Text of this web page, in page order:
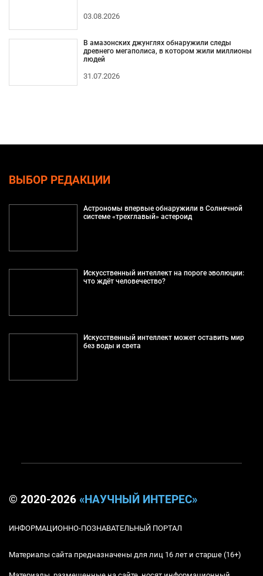
03.08.2026
В амазонских джунглях обнаружили следы
древнего мегаполиса, в котором жили миллионы
людей
31.07.2026
ВЫБОР РЕДАКЦИИ
Астрономы впервые обнаружили в Солнечной
системе «трехглавый» астероид
Искусственный интеллект на пороге эволюции:
что ждёт человечество?
Искусственный интеллект может оставить мир
без воды и света
© 2020-2026 «НАУЧНЫЙ ИНТЕРЕС»
ИНФОРМАЦИОННО-ПОЗНАВАТЕЛЬНЫЙ ПОРТАЛ
Материалы сайта предназначены для лиц 16 лет и старше (16+)